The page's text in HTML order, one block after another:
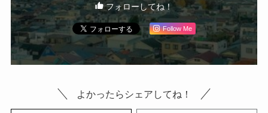
フォローしてね！
Follow Me
よかったらシェアしてね！